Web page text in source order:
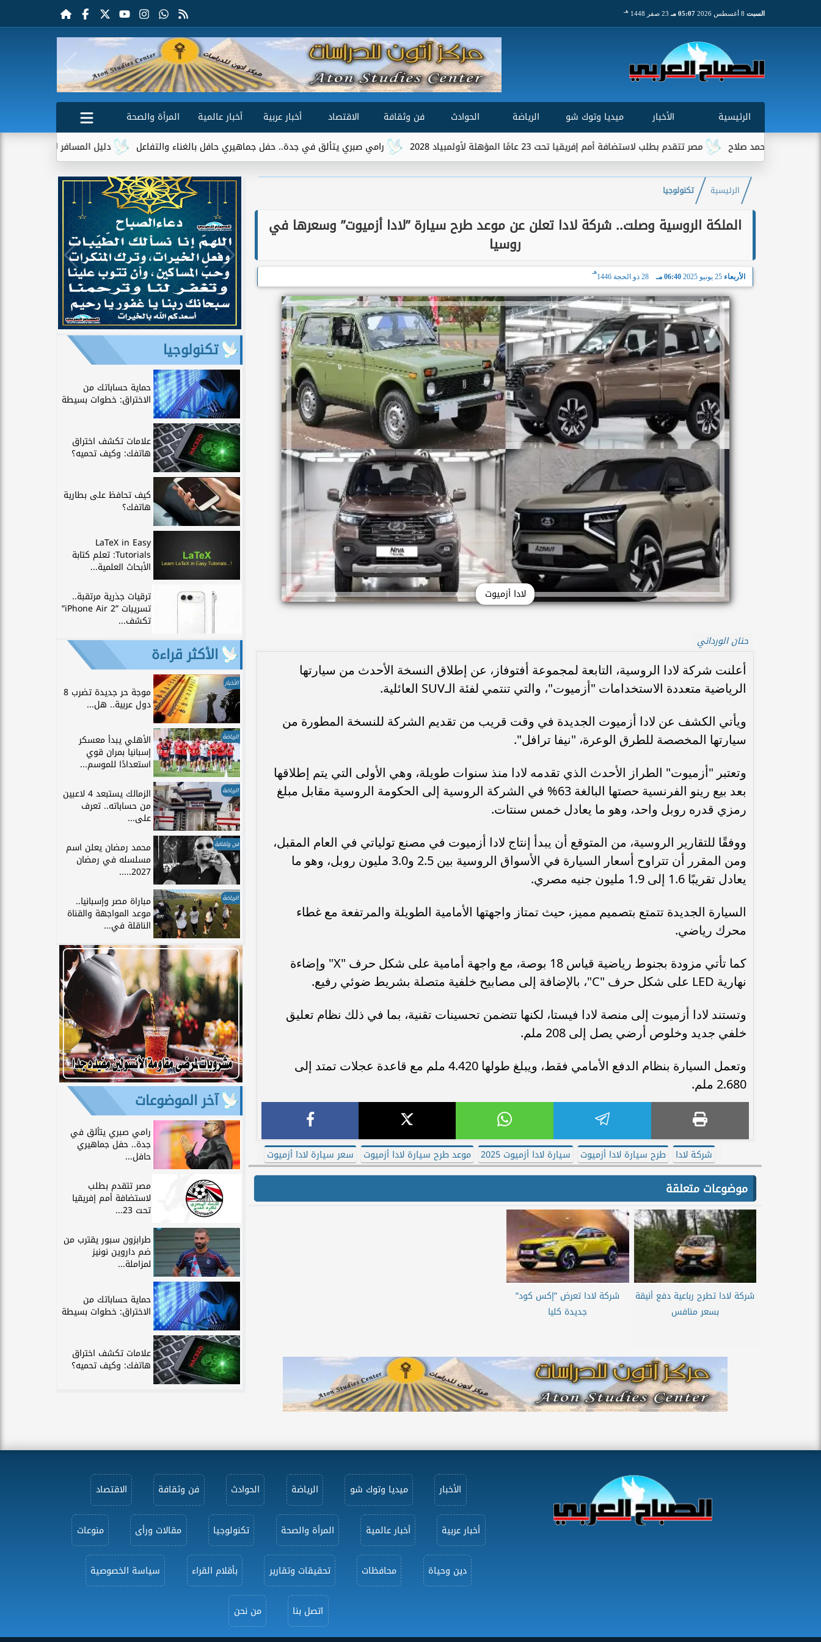
السبت 05:07 مـ 23 صفر 1448 هـ
الرئيسية الأخبار ميديا وتوك شو الرياضة الحوادث فن وثقافة الاقتصاد أخبار عربية أخبار عالمية
المرأة والصحة
دليل المسافر لأول مرة.. كل ما تحتاج
رامي صبري يتألق في جدة.. حفل جماهيري حافل بالغناء والتفاعل مصر تتقدم بطلب لاستضافة أمم إفريقيا تحت 23 عامًا المؤهلة لأولمبياد 2028
الرئيسية تكنولوجيا
الملكة الروسية وصلت.. شركة لادا تعلن عن موعد طرح سيارة ”لادا أزميوت” وسعرها في
روسيا
الأربعاء 25 يونيو 2025 06:40 مـ 28 ذو الحجة 1446
هـ
لادا أزميوت
حنان الورداني
أعلنت شركة لادا الروسية، التابعة لمجموعة أفتوفاز، عن إطلاق النسخة الأحدث من سيارتها
الرياضية متعددة الاستخدامات "أزميوت"، والتي تنتمي لفئة الـSUV العائلية.
ويأتي الكشف عن لادا أزميوت الجديدة في وقت قريب من تقديم الشركة للنسخة المطورة من
سيارتها المخصصة للطرق الوعرة، "نيفا ترافل".
وتعتبر "أزميوت" الطراز الأحدث الذي تقدمه لادا منذ سنوات طويلة، وهي الأولى التي يتم إطلاقها
بعد بيع رينو الفرنسية حصتها البالغة 63% في الشركة الروسية إلى الحكومة الروسية مقابل مبلغ
رمزي قدره روبل واحد، وهو ما يعادل خمس سنتات.
ووفقًا للتقارير الروسية، من المتوقع أن يبدأ إنتاج لادا أزميوت في مصنع تولياتي في العام المقبل،
ومن المقرر أن تتراوح أسعار السيارة في الأسواق الروسية بين 2.5 و3.0 مليون روبل، وهو ما
يعادل تقريبًا 1.6 إلى 1.9 مليون جنيه مصري.
السيارة الجديدة تتمتع بتصميم مميز، حيث تمتاز واجهتها الأمامية الطويلة والمرتفعة مع غطاء
محرك رياضي.
كما تأتي مزودة بجنوط رياضية قياس 18 بوصة، مع واجهة أمامية على شكل حرف "X" وإضاءة
نهارية LED على شكل حرف "C"، بالإضافة إلى مصابيح خلفية متصلة بشريط ضوئي رفيع.
وتستند لادا أزميوت إلى منصة لادا فيستا، لكنها تتضمن تحسينات تقنية، بما في ذلك نظام تعليق
خلفي جديد وخلوص أرضي يصل إلى 208 ملم.
وتعمل السيارة بنظام الدفع الأمامي فقط، ويبلغ طولها 4.420 ملم مع قاعدة عجلات تمتد إلى
2.680 ملم.
شركة لادا طرح سيارة لادا أزميوت سيارة لادا أزميوت 2025 موعد طرح سيارة لادا أزميوت سعر سيارة لادا أزميوت
موضوعات متعلقة
شركة لادا تطرح رباعية دفع أنيقة
بسعر منافس
شركة لادا تعرض ”إكس كود”
جديدة كليا
تكنولوجيا
حماية حساباتك من
الاختراق: خطوات بسيطة
علامات تكشف اختراق
هاتفك: وكيف تحميه؟
كيف تحافظ على بطارية
هاتفك؟
LaTeX in Easy
Tutorials: تعلم كتابة
الأبحاث العلمية...
ترقيات جذرية مرتقبة..
تسريبات ”iPhone Air 2”
تكشف...
الأكثر قراءة
الأخبار
موجة حر جديدة تضرب 8
دول عربية.. هل...
الرياضة الأهلي يبدأ معسكر
إسبانيا بمران قوي
استعدادًا للموسم...
الرياضة الزمالك يستبعد 4 لاعبين
من حساباته.. تعرف
على...
فن وثقافة محمد رمضان يعلن اسم
مسلسله في رمضان
2027.....
الرياضة مباراة مصر وإسبانيا..
موعد المواجهة والقناة
الناقلة في...
آخر الموضوعات
رامي صبري يتألق في
جدة.. حفل جماهيري
حافل...
مصر تتقدم بطلب
لاستضافة أمم إفريقيا
تحت 23...
طرابزون سبور يقترب من
ضم داروين نونيز
لمزاملة...
حماية حساباتك من
الاختراق: خطوات بسيطة
علامات تكشف اختراق
هاتفك: وكيف تحميه؟
الأخبار ميديا وتوك شو الرياضة الحوادث فن وثقافة الاقتصاد
أخبار عربية أخبار عالمية المرأة والصحة تكنولوجيا مقالات ورأى منوعات
دين وحياة محافظات تحقيقات وتقارير بأقلام القراء سياسة الخصوصية
اتصل بنا من نحن